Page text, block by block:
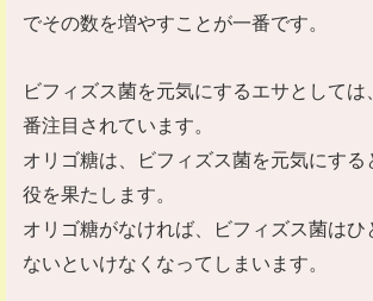
でその数を増やすことが一番です。
ビフィズス菌を元気にするエサとしては
番注目されています。
オリゴ糖は、ビフィズス菌を元気にする
役を果たします。
オリゴ糖がなければ、ビフィズス菌はひ
ないといけなくなってしまいます。